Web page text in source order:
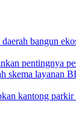
bangun
pentingnya
skema layanan
kantong